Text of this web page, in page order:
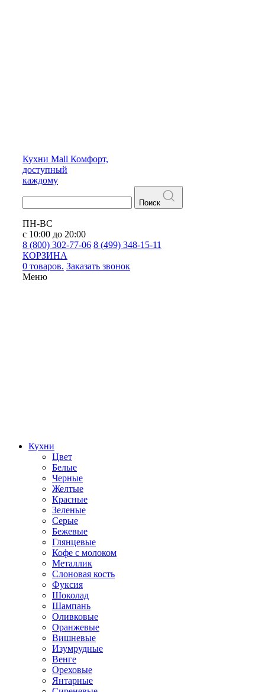
Кухни Mall Комфорт,
доступный
каждому
Поиск
ПН-ВС
с 10:00 до 20:00
8 (800) 302-77-06 8 (499) 348-15-11
КОРЗИНА
0 товаров. Заказать звонок
Меню
Кухни
Цвет
Белые
Черные
Желтые
Красные
Зеленые
Серые
Бежевые
Глянцевые
Кофе с молоком
Металлик
Слоновая кость
Фуксия
Шоколад
Шампань
Оливковые
Оранжевые
Вишневые
Изумрудные
Венге
Ореховые
Янтарные